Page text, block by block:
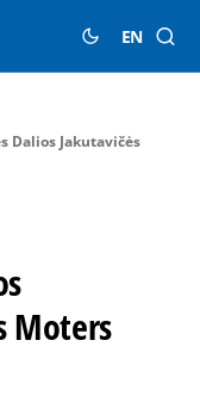
EN
Dalios Jakutavičės
Moters